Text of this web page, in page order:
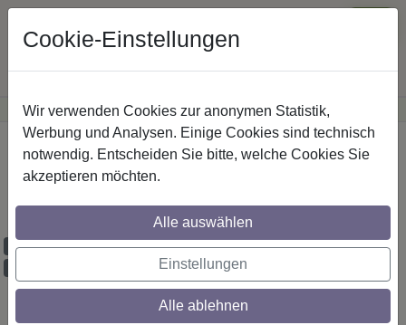
Günstige Versandkosteninnerhalb Österreichs· Sichere Zahlung
Startseite
IL-Stilg. 14x35 mm 1-lfg. Smartline (WA
lang) Conex 520 cm Edelst.-O./Chrom
Maßzuschnitt möglich
Cookie-Einstellungen
Wir verwenden Cookies zur anonymen Statistik,
Werbung und Analysen. Einige Cookies sind technisch
notwendig. Entscheiden Sie bitte, welche Cookies Sie
akzeptieren möchten.
Alle auswählen
Einstellungen
Alle ablehnen